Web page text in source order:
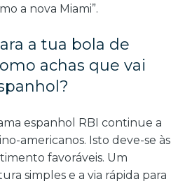
a nova Miami”.
a tua bola de
achas que vai
espanhol RBI continue a
americanos. Isto deve-se às
favoráveis. Um
simples e a via rápida para